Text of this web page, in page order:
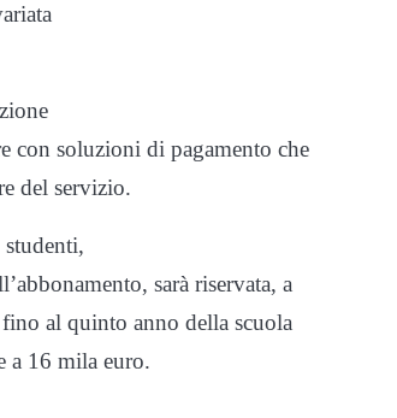
con soluzioni di pagamento che
del servizio.
sarà riservata, a
al quinto anno della scuola
a 16 mila euro.